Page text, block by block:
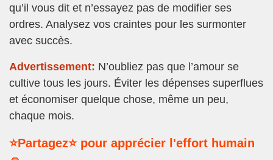
qu’il vous dit et n’essayez pas de modifier ses
ordres. Analysez vos craintes pour les surmonter
avec succès.
Advertissement: N’oubliez pas que l’amour se
cultive tous les jours. Éviter les dépenses superflues
et économiser quelque chose, même un peu,
chaque mois.
⭐Partagez⭐ pour apprécier l'effort humain